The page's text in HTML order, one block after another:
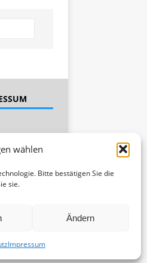
wählen
Bitte bestätigen Sie die
sie.
Ändern
Impressum